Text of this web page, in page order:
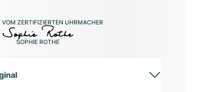
VOM ZERTIFIZIERTEN UHRMACHER
SOPHIE ROTHE